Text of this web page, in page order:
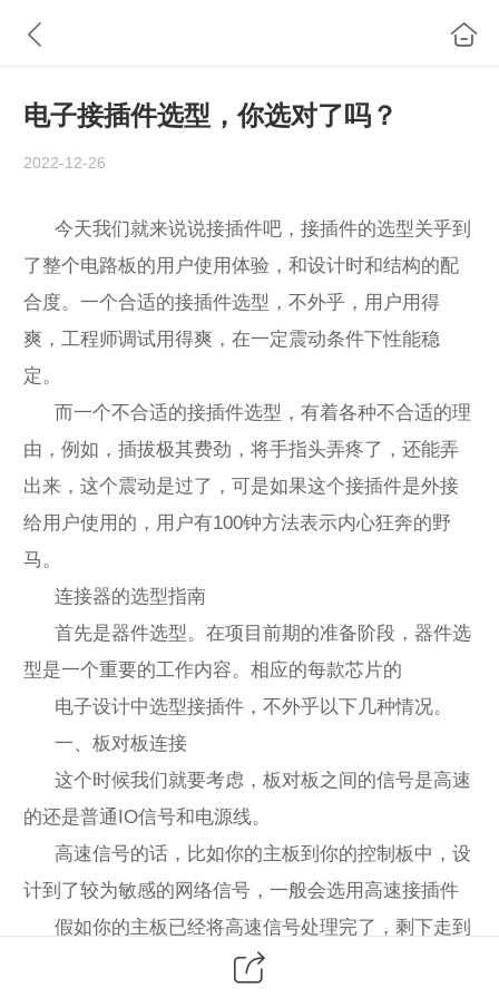
电子接插件选型，你选对了吗？
2022-12-26
今天我们就来说说接插件吧，接插件的选型关乎到
了整个电路板的用户使用体验，和设计时和结构的配
合度。一个合适的接插件选型，不外乎，用户用得
爽，工程师调试用得爽，在一定震动条件下性能稳
定。
而一个不合适的接插件选型，有着各种不合适的理
由，例如，插拔极其费劲，将手指头弄疼了，还能弄
出来，这个震动是过了，可是如果这个接插件是外接
给用户使用的，用户有100钟方法表示内心狂奔的野
马。
连接器的选型指南
首先是器件选型。在项目前期的准备阶段，器件选
型是一个重要的工作内容。相应的每款芯片的
电子设计中选型接插件，不外乎以下几种情况。
一、板对板连接
这个时候我们就要考虑，板对板之间的信号是高速
的还是普通IO信号和电源线。
高速信号的话，比如你的主板到你的控制板中，设
计到了较为敏感的网络信号，一般会选用高速接插件
假如你的主板已经将高速信号处理完了，剩下走到
控制板的都是一些普通IO，USB的D+/D-或则一些电源